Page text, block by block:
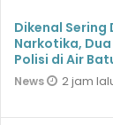
Dikenal Sering
Narkotika,
Polisi di Air
News 2 jam